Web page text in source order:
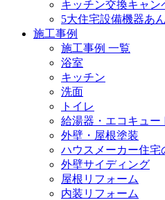
キッチン交換キャン
5大住宅設備機器あ
施工事例
施工事例 一覧
浴室
キッチン
洗面
トイレ
給湯器・エコキュー
外壁・屋根塗装
ハウスメーカー住宅
外壁サイディング
屋根リフォーム
内装リフォーム